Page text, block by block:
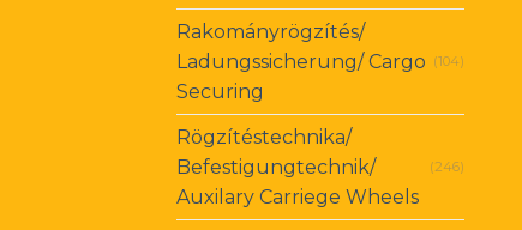
Rakományrögzítés/
Ladungssicherung/ Cargo
Securing
(104)
Rögzítéstechnika/
Befestigungtechnik/
Auxilary Carriege Wheels
(246)